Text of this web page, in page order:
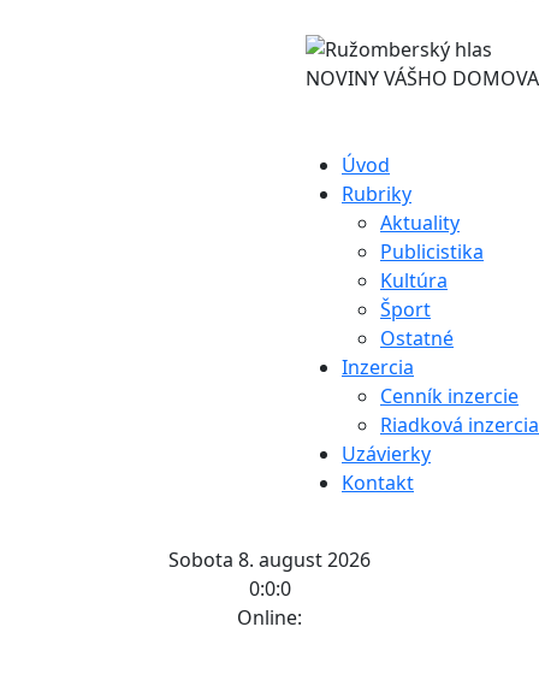
NOVINY VÁŠHO DOMOVA
Úvod
Rubriky
Aktuality
Publicistika
Kultúra
Šport
Ostatné
Inzercia
Cenník inzercie
Riadková inzercia
Uzávierky
Kontakt
Sobota 8. august 2026
0:0:0
Online: